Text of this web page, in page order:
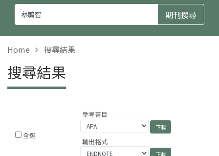
Home 搜尋結果
搜尋結果
全選
參考書目
輸出格式